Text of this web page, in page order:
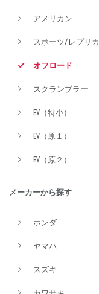
アメリカン
スポーツ/レプリカ
オフロード
スクランブラー
EV（特小）
EV（原１）
EV（原２）
メーカーから探す
ホンダ
ヤマハ
スズキ